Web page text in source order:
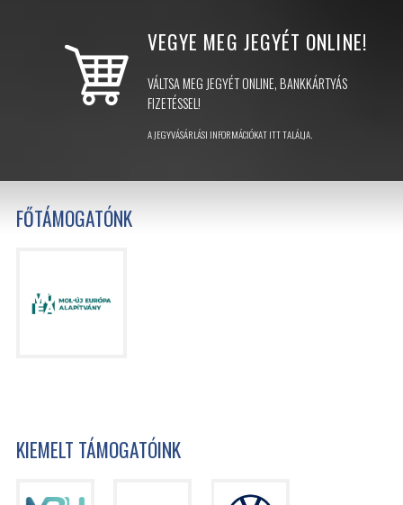
VEGYE MEG JEGYÉT ONLINE!
VÁLTSA MEG JEGYÉT ONLINE, BANKKÁRTYÁS
FIZETÉSSEL!
A JEGYVÁSÁRLÁSI INFORMÁCIÓKAT ITT TALÁLJA.
FŐTÁMOGATÓNK
KIEMELT TÁMOGATÓINK